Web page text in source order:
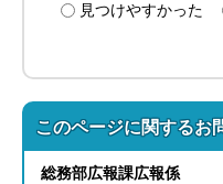
見つけやすかった
このページに関するお
総務部広報課広報係